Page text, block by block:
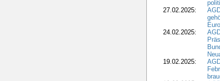
27.02.2025:
24.02.2025:
19.02.2025: